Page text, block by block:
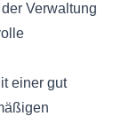
Verwaltung
einer gut